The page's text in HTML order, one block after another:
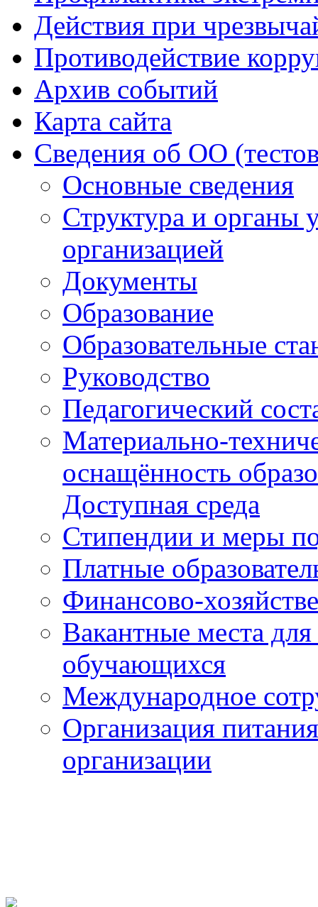
Действия при
Противодействие
Архив событий
Карта сайта
Сведения об ОО
Основные сведения
Структура и органы
организацией
Документы
Образование
Образовательные
Руководство
Педагогический
Материально-
оснащённость
Доступная среда
Стипендии и меры
Платные
Финансово-
Вакантные места
обучающихся
Международное
Организация
организации